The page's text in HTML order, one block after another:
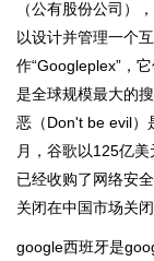
（公有股份公司）
以设计并管理一个
作“Googleplex”，
是全球规模最大的
恶（Don't be evil）
月，谷歌以125亿
已经收购了网络安
关闭在中国市场关
google西班牙是